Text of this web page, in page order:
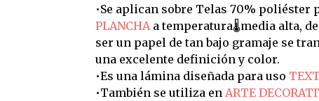
•Se aplican sobre Telas 70% poliéster
PLANCHA a temperatura🌡️media alta,
ser un papel de tan bajo gramaje se
una excelente definición y color.
•Es una lámina diseñada para uso
•También se utiliza en ARTE